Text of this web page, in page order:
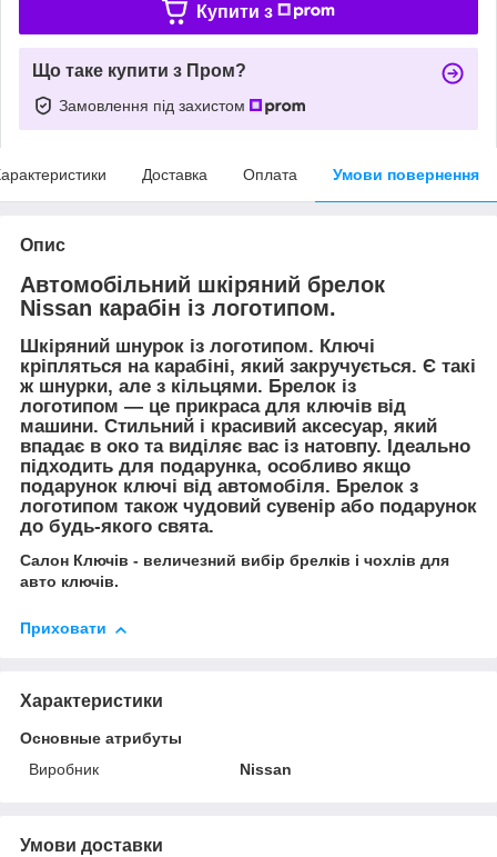
Купити з
Що таке купити з Пром?
Замовлення під захистом
Доставка Оплата Умови повернення
Опис
Автомобільний шкіряний брелок
Nissan карабін із логотипом.
Шкіряний шнурок із логотипом. Ключі
кріпляться на карабіні, який закручується. Є такі
ж шнурки, але з кільцями. Брелок із
логотипом — це прикраса для ключів від
машини. Стильний і красивий аксесуар, який
впадає в око та виділяє вас із натовпу. Ідеально
підходить для подарунка, особливо якщо
подарунок ключі від автомобіля. Брелок з
логотипом також чудовий сувенір або подарунок
до будь-якого свята.
Салон Ключів - величезний вибір брелків і чохлів для
авто ключів.
Приховати
Характеристики
Основные атрибуты
Виробник
Nissan
Умови доставки